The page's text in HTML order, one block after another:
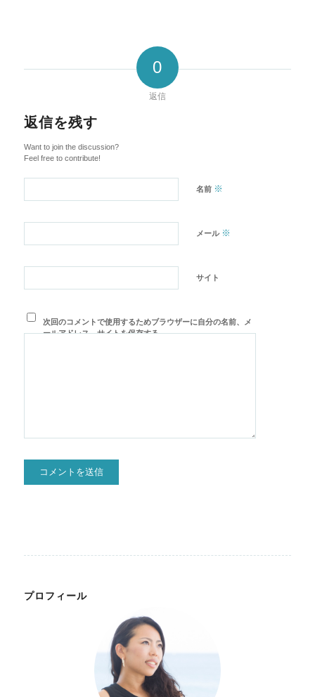
0
返信
返信を残す
Want to join the discussion?
Feel free to contribute!
名前 ※
メール ※
サイト
次回のコメントで使用するためブラウザーに自分の名前、メ
ールアドレス、サイトを保存する。
プロフィール